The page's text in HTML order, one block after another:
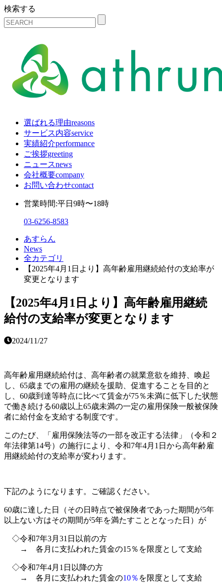
検索する
選ばれる理由reasons
サービス内容service
実績紹介performance
ご挨拶greeting
ニュースnews
会社概要company
お問い合わせcontact
営業時間:平日9時〜18時
03-6256-8583
あすらん
News
全カテゴリ
【2025年4月1日より】高年齢雇用継続給付の支給率が
変更となります
【2025年4月1日より】高年齢雇用継続
給付の支給率が変更となります
2024/11/27
高年齢雇用継続給付は、高年齢者の就業意欲を維持、喚起
し、65歳までの雇用の継続を援助、促進することを目的と
し、60歳到達等時点に比べて賃金が75％未満に低下した状態
で働き続ける60歳以上65歳未満の一定の雇用保険一般被保険
者に給付金を支給する制度です。
このたび、「雇用保険法等の一部を改正する法律」（令和２
年法律第14号）の施行により、令和7年4月1日から高年齢雇
用継続給付の支給率が変わります。
下記のようになります。ご確認ください。
60歳に達した日（その日時点で被保険者であった期間が5年
以上ない方はその期間が5年を満たすこととなった日）が
◇令和7年3月31日以前の方
→ 各月に支払われた賃金の15％を限度として支給
◇令和7年4月1日以降の方
→ 各月に支払われた賃金の10％ を限度として支給